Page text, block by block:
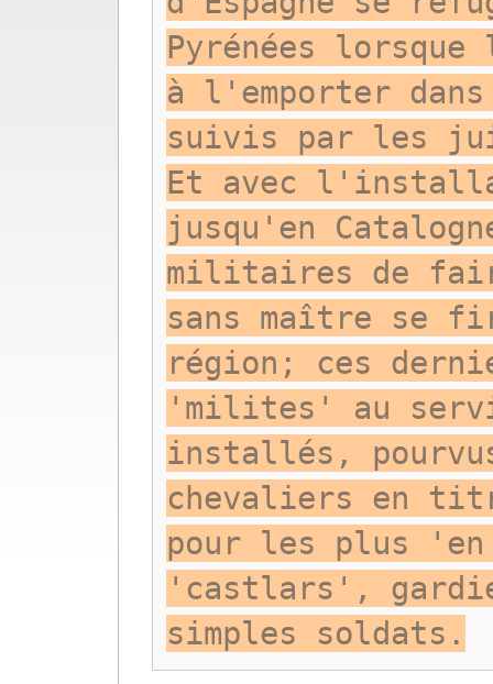
Pyrénées lorsque
à l'emporter
suivis par les
Et avec
jusqu'en
militaires de
sans maître se
région; ces
'milites' au
installés,
chevaliers en
pour les plus
'castlars',
simples soldats.